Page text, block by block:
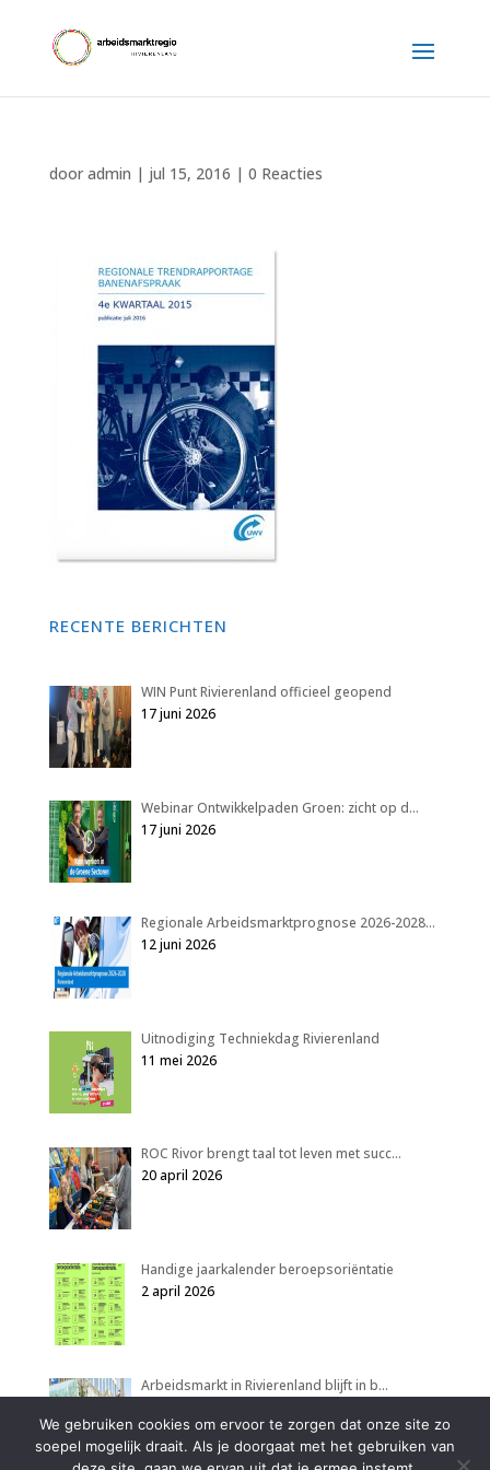
door admin | jul 15, 2016 | 0 Reacties
RECENTE BERICHTEN
WIN Punt Rivierenland officieel geopend
17 juni 2026
Webinar Ontwikkelpaden Groen: zicht op d…
17 juni 2026
Regionale Arbeidsmarktprognose 2026-2028…
12 juni 2026
Uitnodiging Techniekdag Rivierenland
11 mei 2026
ROC Rivor brengt taal tot leven met succ…
20 april 2026
Handige jaarkalender beroepsoriëntatie
2 april 2026
Arbeidsmarkt in Rivierenland blijft in b…
We gebruiken cookies om ervoor te zorgen dat onze site zo
soepel mogelijk draait. Als je doorgaat met het gebruiken van